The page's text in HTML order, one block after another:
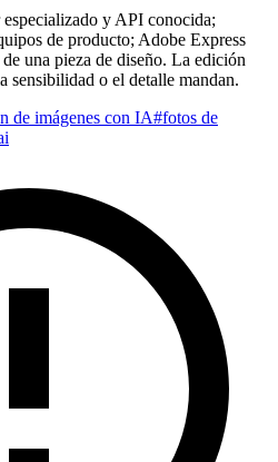
y API conocida;
de producto; Adobe Express
una pieza de diseño. La edición
sensibilidad o el detalle mandan.
de imágenes con IA#fotos de